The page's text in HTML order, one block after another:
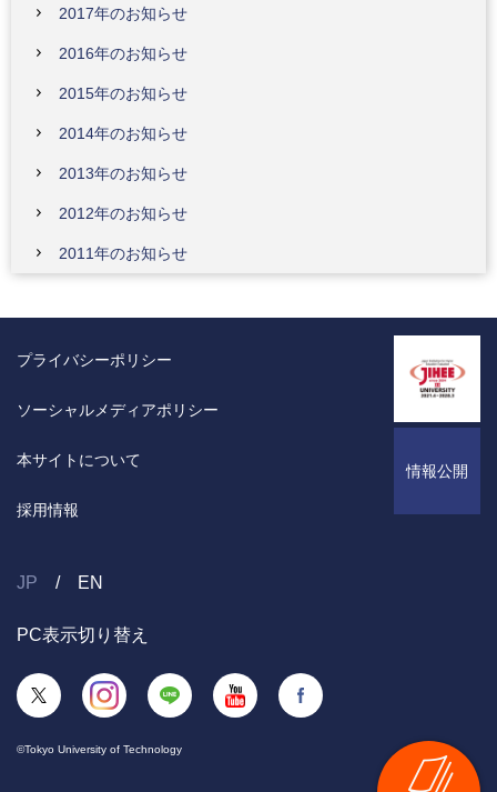
2017年のお知らせ
2016年のお知らせ
2015年のお知らせ
2014年のお知らせ
2013年のお知らせ
2012年のお知らせ
2011年のお知らせ
情報公開
プライバシーポリシー
ソーシャルメディアポリシー
本サイトについて
採用情報
JP EN
PC表示切り替え
©Tokyo University of Technology